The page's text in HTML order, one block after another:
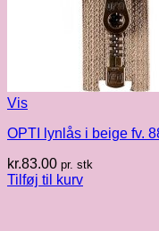
Vis
OPTI lynlås i beige fv.
kr.83.00 pr. stk
Tilføj til kurv